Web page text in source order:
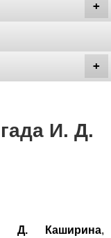
И. Д.
Д. Каширина,